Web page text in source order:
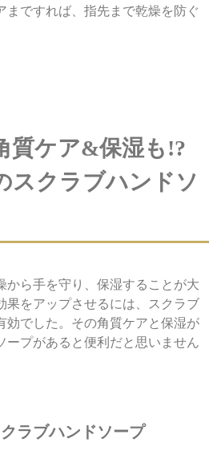
まですれば、指先まで乾燥を防ぐ
質ケア&保湿も!?
スクラブハンドソ
から手を守り、保湿することが大
果をアップさせるには、スクラブ
効でした。その角質ケアと保湿が
ープがあると便利だと思いません
ラブハンドソープ